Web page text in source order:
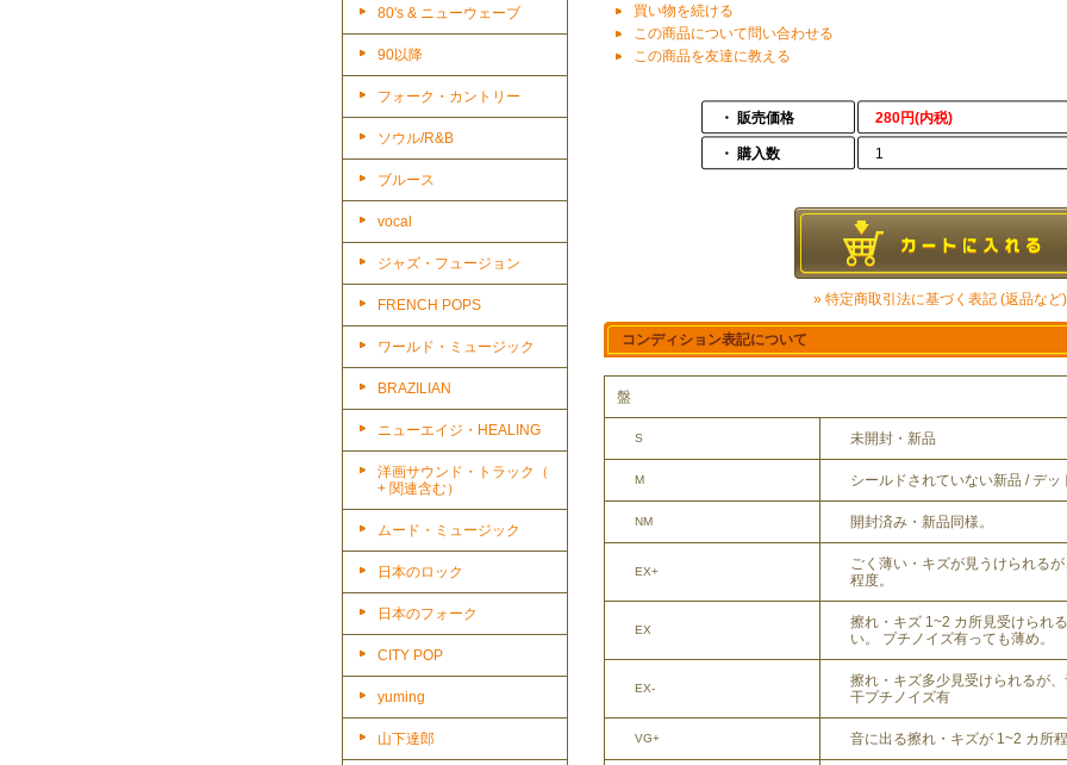
80's & ニューウェーブ
90以降
フォーク・カントリー
ソウル/R&B
ブルース
vocal
ジャズ・フュージョン
FRENCH POPS
ワールド・ミュージック
BRAZILIAN
ニューエイジ・HEALING
洋画サウンド・トラック（
+ 関連含む）
ムード・ミュージック
日本のロック
日本のフォーク
CITY POP
yuming
山下達郎
買い物を続ける
この商品について問い合わせる
この商品を友達に教える
・ 販売価格 280円(内税)
・ 購入数 1
» 特定商取引法に基づく表記 (返品など)
コンディション表記について
盤
S 未開封・新品
M シールドされていない新品 / デッ
NM 開封済み・新品同様。
EX+
ごく薄い・キズが見うけられる
程度。
EX
擦れ・キズ 1~2 カ所見受けられ
い。 プチノイズ有っても薄め。
EX-
擦れ・キズ多少見受けられるが
干プチノイズ有
VG+ 音に出る擦れ・キズが 1~2 カ所程